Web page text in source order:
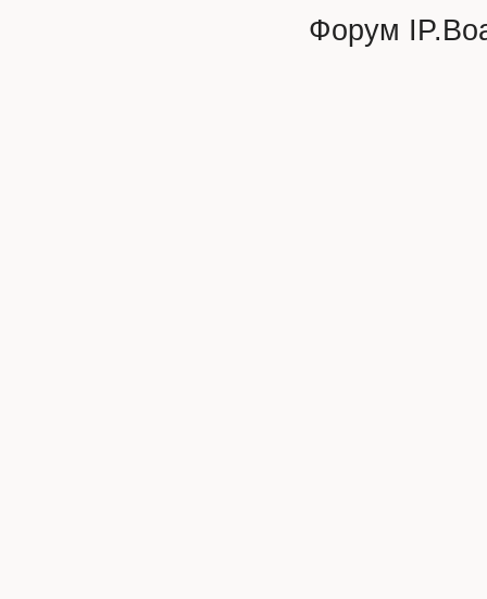
Форум